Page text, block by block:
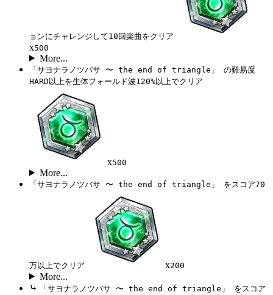
ョンにチャレンジして10回楽曲をクリア
x500
More...
「サヨナラノツバサ 〜 the end of triangle」 の難易度
HARD以上を生体フォールド波120%以上でクリア
x500
More...
「サヨナラノツバサ 〜 the end of triangle」 をスコア70
万以上でクリア x200
More...
⤷
「サヨナラノツバサ 〜 the end of triangle」 をスコア